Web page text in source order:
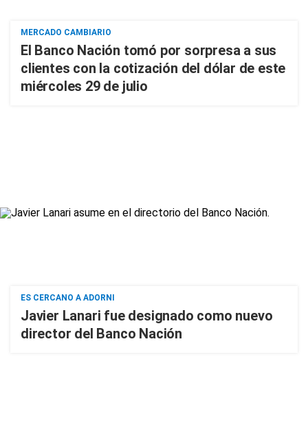
MERCADO CAMBIARIO
El Banco Nación tomó por sorpresa a sus
clientes con la cotización del dólar de este
miércoles 29 de julio
ES CERCANO A ADORNI
Javier Lanari fue designado como nuevo
director del Banco Nación